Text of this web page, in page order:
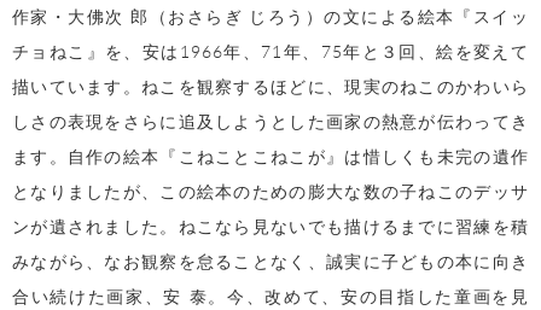
作家・大佛次 郎（おさらぎ じろう）の文による絵本『スイッ
チョねこ』を、安は 1966年、 71年、 75年と３回、絵を変えて
描いています。ねこを観察するほどに、現実のねこのかわいら
しさの表現をさらに追及しようとした画家の熱意が伝わってき
ます。自作の絵本『こねことこねこが』は惜しくも未完の遺作
となりましたが、この絵本のための膨大な数の子ねこのデッサ
ンが遺されました。ねこなら見ないでも描けるまでに習練を積
みながら、なお観察を怠ることなく、誠実に子どもの本に向き
合い続けた画家、安 泰。今、改めて、安の目指した童画を見